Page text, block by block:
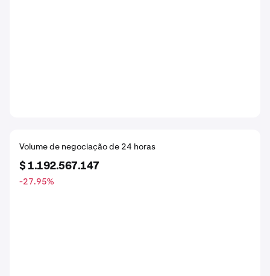
Volume de negociação de 24 horas
$ 1.192.567.147
-27.95%